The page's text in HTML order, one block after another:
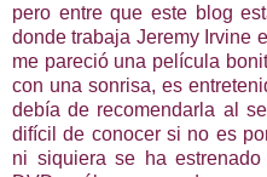
pero entre que este blog
donde trabaja Jeremy Irvine
me pareció una película
con una sonrisa, es
debía de recomendarla al
difícil de conocer si no es
ni siquiera se ha